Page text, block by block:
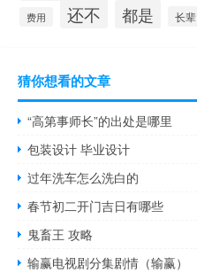
费用 还不 都是 长辈
猜你想看的文章
“高第事师长”的出处是哪里
包装设计 毕业设计
过年洗车怎么洗白的
春节初二开门吉日有哪些
鬼畜王 攻略
输赢电视剧分集剧情（输赢）